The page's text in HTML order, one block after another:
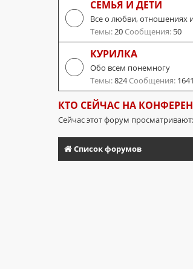
СЕМЬЯ И ДЕТИ
Все о любви, отношениях
Темы:20 Сообщения: 50
КУРИЛКА
Обо всем понемногу
Темы:824Сообщения: 1641
КТО СЕЙЧАС НА
Сейчас этот форум
Список форумов